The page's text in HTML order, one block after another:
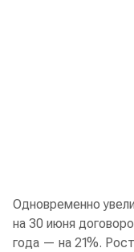
Одновременно
на 30 июня
года — на 21%.